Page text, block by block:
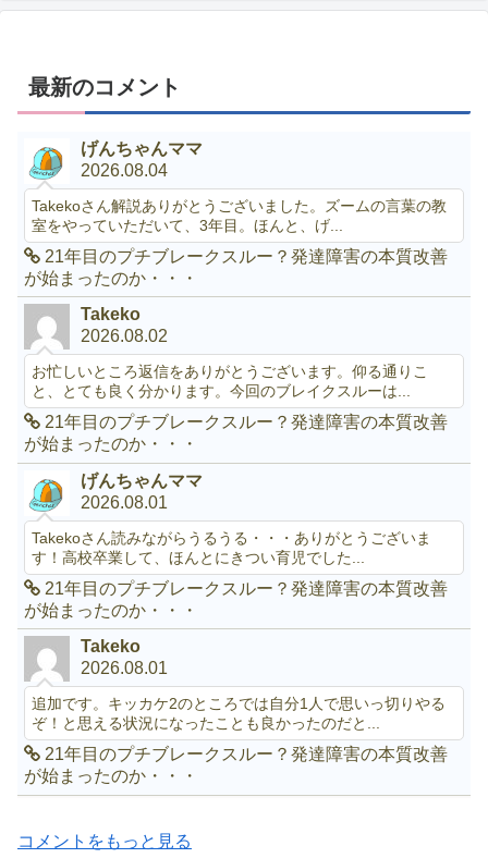
最新のコメント
げんちゃんママ
2026.08.04
Takekoさん解説ありがとうございました。ズームの言葉の教
室をやっていただいて、3年目。ほんと、げ...
21年目のプチブレークスルー？発達障害の本質改善
が始まったのか・・・
Takeko
2026.08.02
お忙しいところ返信をありがとうございます。仰る通りこ
と、とても良く分かります。今回のブレイクスルーは...
21年目のプチブレークスルー？発達障害の本質改善
が始まったのか・・・
げんちゃんママ
2026.08.01
Takekoさん読みながらうるうる・・・ありがとうございま
す！高校卒業して、ほんとにきつい育児でした...
21年目のプチブレークスルー？発達障害の本質改善
が始まったのか・・・
Takeko
2026.08.01
追加です。キッカケ2のところでは自分1人で思いっ切りやる
ぞ！と思える状況になったことも良かったのだと...
21年目のプチブレークスルー？発達障害の本質改善
が始まったのか・・・
コメントをもっと見る